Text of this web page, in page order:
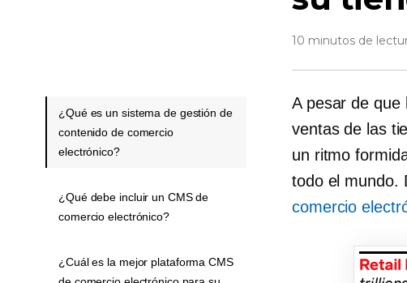
10 minutos de
A pesar de que
ventas de las
un ritmo
todo el mundo.
comercio
¿Qué es un sistema de gestión de
contenido de comercio
electrónico?
¿Qué debe incluir un CMS de
comercio electrónico?
¿Cuál es la mejor plataforma CMS